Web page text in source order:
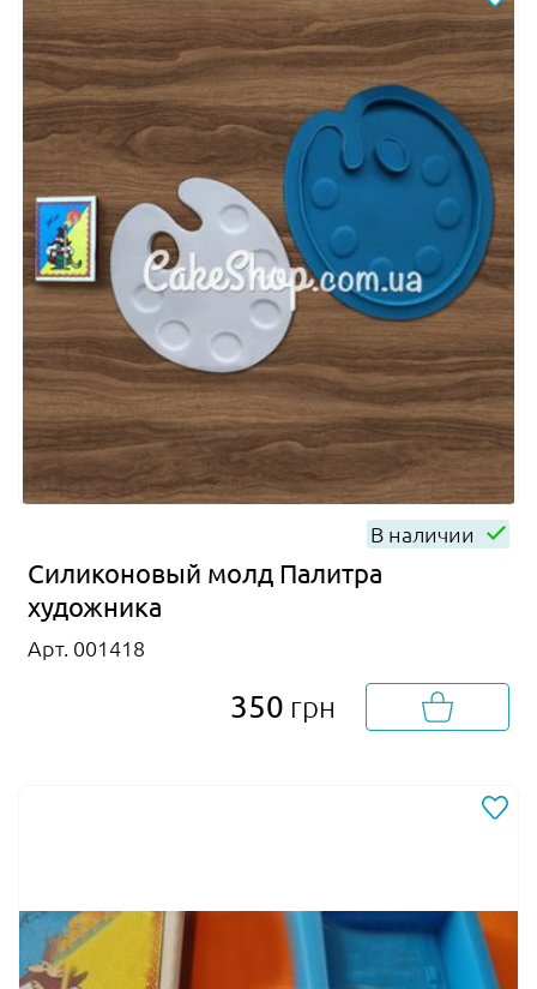
В наличии
Силиконовый молд Палитра
художника
Арт. 001418
350 грн